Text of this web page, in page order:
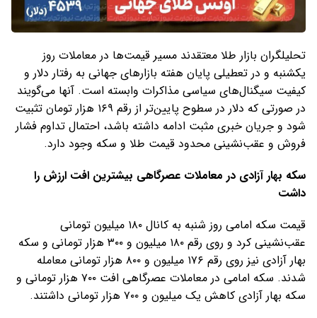
تحلیلگران بازار طلا معتقدند مسیر قیمت‌ها در معاملات روز
یکشنبه و در تعطیلی پایان هفته بازارهای جهانی به رفتار دلار و
کیفیت سیگنال‌های سیاسی مذاکرات وابسته است. آنها می‌گویند
در صورتی که دلار در سطوح پایین‌تر از رقم ۱۶۹ هزار تومان تثبیت
شود و جریان خبری مثبت ادامه داشته باشد، احتمال تداوم فشار
فروش و عقب‌نشینی محدود قیمت طلا و سکه وجود دارد.
سکه بهار آزادی در معاملات عصرگاهی بیشترین افت ارزش را
داشت
قیمت سکه امامی روز شنبه به کانال ۱۸۰ میلیون تومانی
عقب‌نشینی کرد و روی رقم ۱۸۰ میلیون و ۳۰۰ هزار تومانی و سکه
بهار آزادی نیز روی رقم ۱۷۶ میلیون و ۸۰۰ هزار تومانی معامله
شدند. سکه امامی در معاملات عصرگاهی افت ۷۰۰ هزار تومانی و
سکه بهار آزادی کاهش یک میلیون و ۷۰۰ هزار تومانی داشتند.